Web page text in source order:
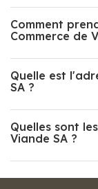
Comment
Commerce de
Quelle est
SA ?
Quelles sont
Viande SA ?